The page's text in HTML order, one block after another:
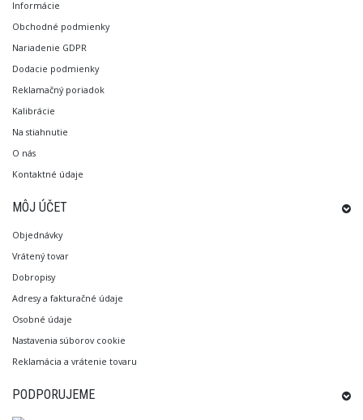
Informácie
Obchodné podmienky
Nariadenie GDPR
Dodacie podmienky
Reklamačný poriadok
Kalibrácie
Na stiahnutie
O nás
Kontaktné údaje
MÔJ ÚČET
Objednávky
Vrátený tovar
Dobropisy
Adresy a fakturačné údaje
Osobné údaje
Nastavenia súborov cookie
Reklamácia a vrátenie tovaru
PODPORUJEME